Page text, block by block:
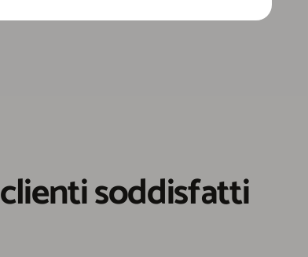
soddisfatti